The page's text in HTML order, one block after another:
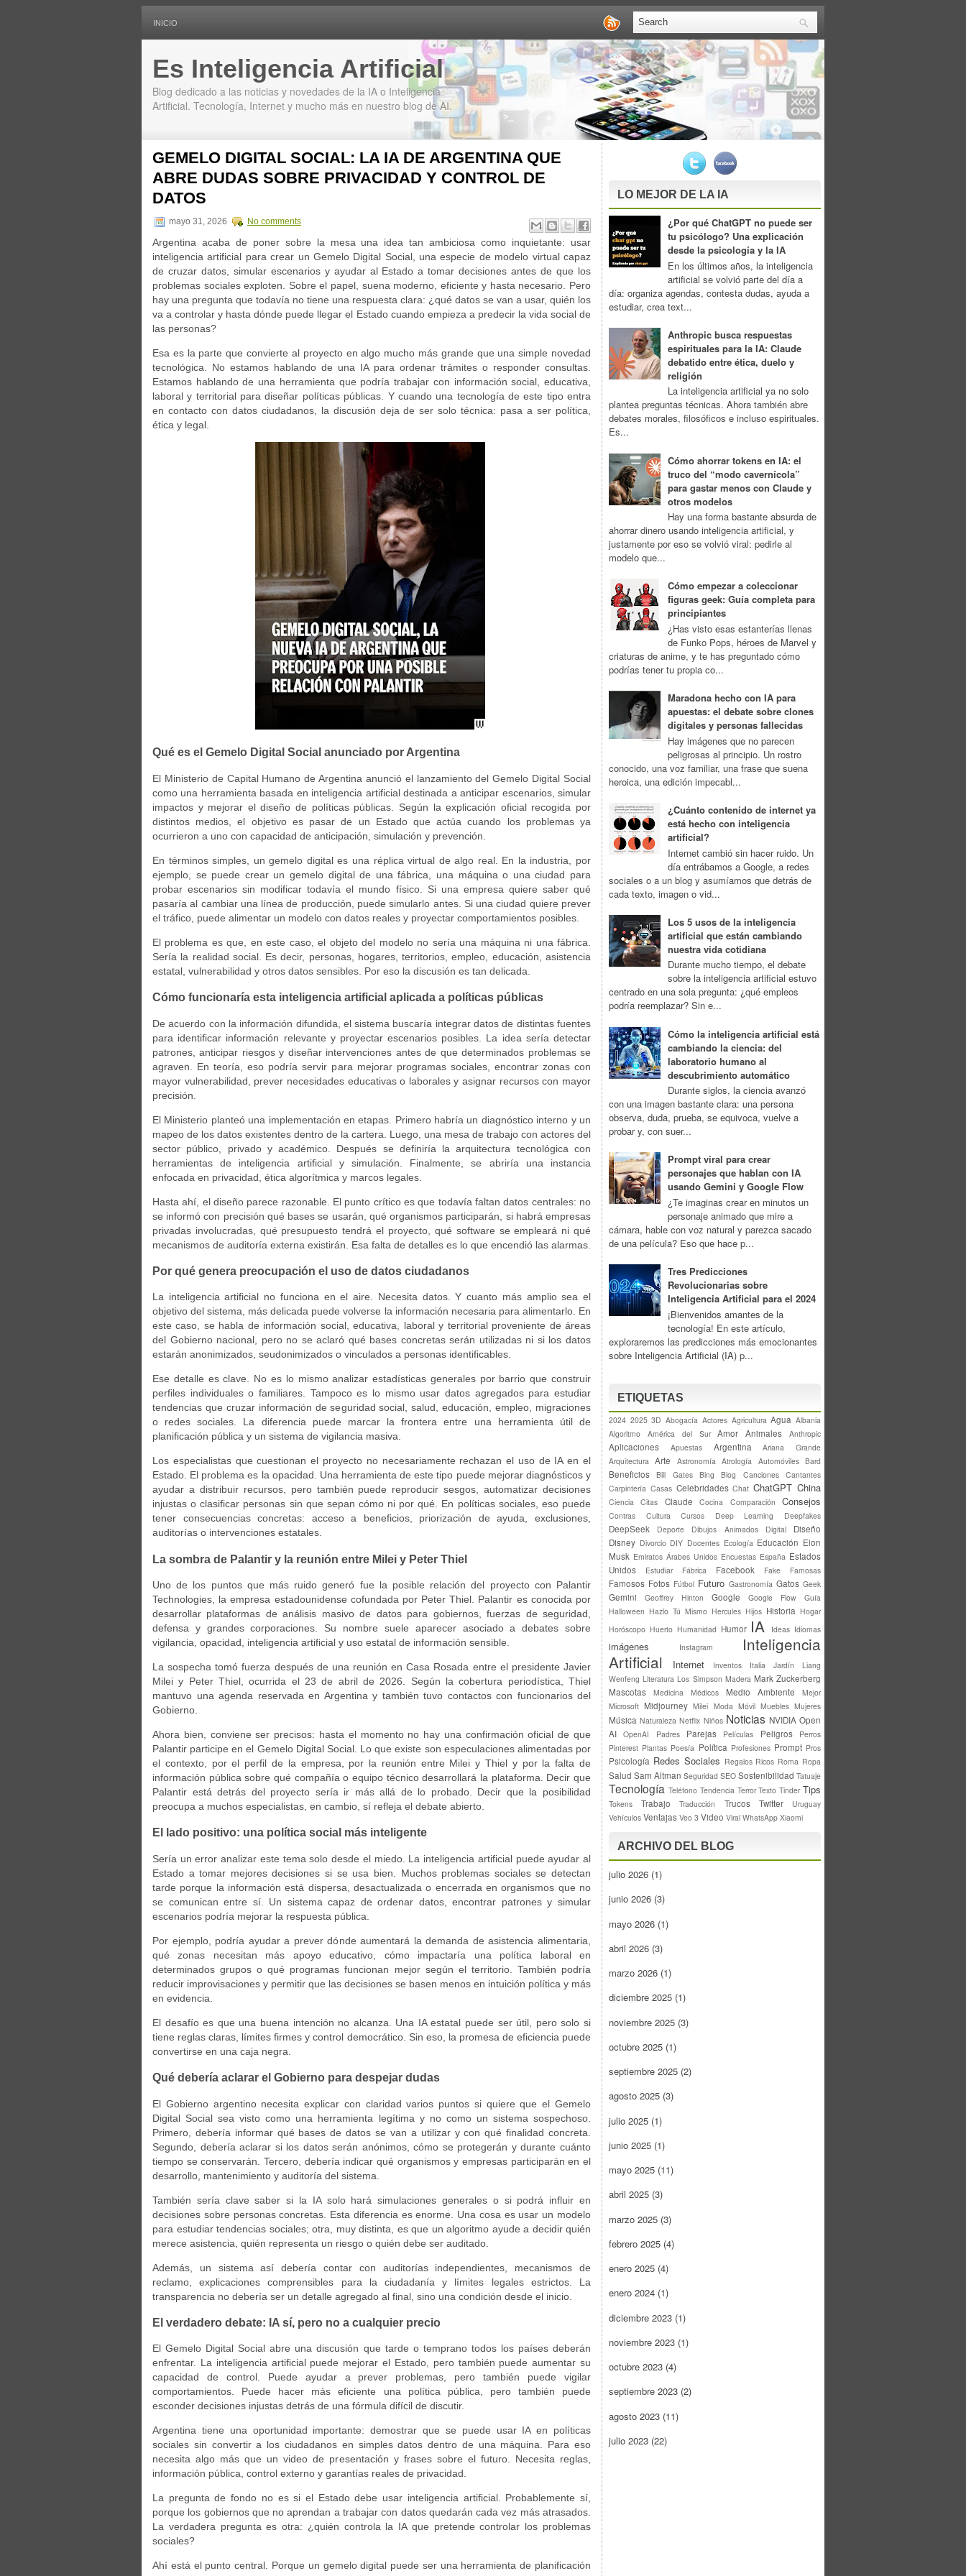
INICIO
Es Inteligencia Artificial
Blog dedicado a las noticias y novedades de la IA o Inteligencia
Artificial. Tecnología, Internet y mucho más en nuestro blog de AI.
GEMELO DIGITAL SOCIAL: LA IA DE ARGENTINA QUE
ABRE DUDAS SOBRE PRIVACIDAD Y CONTROL DE
DATOS
mayo 31, 2026 No comments
Argentina acaba de poner sobre la mesa una idea tan ambiciosa como inquietante: usar
inteligencia artificial para crear un Gemelo Digital Social, una especie de modelo virtual capaz
de cruzar datos, simular escenarios y ayudar al Estado a tomar decisiones antes de que los
problemas sociales exploten. Sobre el papel, suena moderno, eficiente y hasta necesario. Pero
hay una pregunta que todavía no tiene una respuesta clara: ¿qué datos se van a usar, quién los
va a controlar y hasta dónde puede llegar el Estado cuando empieza a predecir la vida social de
las personas?
Esa es la parte que convierte al proyecto en algo mucho más grande que una simple novedad
tecnológica. No estamos hablando de una IA para ordenar trámites o responder consultas.
Estamos hablando de una herramienta que podría trabajar con información social, educativa,
laboral y territorial para diseñar políticas públicas. Y cuando una tecnología de este tipo entra
en contacto con datos ciudadanos, la discusión deja de ser solo técnica: pasa a ser política,
ética y legal.
Qué es el Gemelo Digital Social anunciado por Argentina
El Ministerio de Capital Humano de Argentina anunció el lanzamiento del Gemelo Digital Social
como una herramienta basada en inteligencia artificial destinada a anticipar escenarios, simular
impactos y mejorar el diseño de políticas públicas. Según la explicación oficial recogida por
distintos medios, el objetivo es pasar de un Estado que actúa cuando los problemas ya
ocurrieron a uno con capacidad de anticipación, simulación y prevención.
En términos simples, un gemelo digital es una réplica virtual de algo real. En la industria, por
ejemplo, se puede crear un gemelo digital de una fábrica, una máquina o una ciudad para
probar escenarios sin modificar todavía el mundo físico. Si una empresa quiere saber qué
pasaría al cambiar una línea de producción, puede simularlo antes. Si una ciudad quiere prever
el tráfico, puede alimentar un modelo con datos reales y proyectar comportamientos posibles.
El problema es que, en este caso, el objeto del modelo no sería una máquina ni una fábrica.
Sería la realidad social. Es decir, personas, hogares, territorios, empleo, educación, asistencia
estatal, vulnerabilidad y otros datos sensibles. Por eso la discusión es tan delicada.
Cómo funcionaría esta inteligencia artificial aplicada a políticas públicas
De acuerdo con la información difundida, el sistema buscaría integrar datos de distintas fuentes
para identificar información relevante y proyectar escenarios posibles. La idea sería detectar
patrones, anticipar riesgos y diseñar intervenciones antes de que determinados problemas se
agraven. En teoría, eso podría servir para mejorar programas sociales, encontrar zonas con
mayor vulnerabilidad, prever necesidades educativas o laborales y asignar recursos con mayor
precisión.
El Ministerio planteó una implementación en etapas. Primero habría un diagnóstico interno y un
mapeo de los datos existentes dentro de la cartera. Luego, una mesa de trabajo con actores del
sector público, privado y académico. Después se definiría la arquitectura tecnológica con
herramientas de inteligencia artificial y simulación. Finalmente, se abriría una instancia
enfocada en privacidad, ética algorítmica y marcos legales.
Hasta ahí, el diseño parece razonable. El punto crítico es que todavía faltan datos centrales: no
se informó con precisión qué bases se usarán, qué organismos participarán, si habrá empresas
privadas involucradas, qué presupuesto tendrá el proyecto, qué software se empleará ni qué
mecanismos de auditoría externa existirán. Esa falta de detalles es lo que encendió las alarmas.
Por qué genera preocupación el uso de datos ciudadanos
La inteligencia artificial no funciona en el aire. Necesita datos. Y cuanto más amplio sea el
objetivo del sistema, más delicada puede volverse la información necesaria para alimentarlo. En
este caso, se habla de información social, educativa, laboral y territorial proveniente de áreas
del Gobierno nacional, pero no se aclaró qué bases concretas serán utilizadas ni si los datos
estarán anonimizados, seudonimizados o vinculados a personas identificables.
Ese detalle es clave. No es lo mismo analizar estadísticas generales por barrio que construir
perfiles individuales o familiares. Tampoco es lo mismo usar datos agregados para estudiar
tendencias que cruzar información de seguridad social, salud, educación, empleo, migraciones
o redes sociales. La diferencia puede marcar la frontera entre una herramienta útil de
planificación pública y un sistema de vigilancia masiva.
Los especialistas que cuestionan el proyecto no necesariamente rechazan el uso de IA en el
Estado. El problema es la opacidad. Una herramienta de este tipo puede mejorar diagnósticos y
ayudar a distribuir recursos, pero también puede reproducir sesgos, automatizar decisiones
injustas o clasificar personas sin que sepan cómo ni por qué. En políticas sociales, eso puede
tener consecuencias concretas: acceso a beneficios, priorización de ayuda, exclusiones,
auditorías o intervenciones estatales.
La sombra de Palantir y la reunión entre Milei y Peter Thiel
Uno de los puntos que más ruido generó fue la posible relación del proyecto con Palantir
Technologies, la empresa estadounidense cofundada por Peter Thiel. Palantir es conocida por
desarrollar plataformas de análisis masivo de datos para gobiernos, fuerzas de seguridad,
defensa y grandes corporaciones. Su nombre suele aparecer asociado a debates sobre
vigilancia, opacidad, inteligencia artificial y uso estatal de información sensible.
La sospecha tomó fuerza después de una reunión en Casa Rosada entre el presidente Javier
Milei y Peter Thiel, ocurrida el 23 de abril de 2026. Según la cobertura periodística, Thiel
mantuvo una agenda reservada en Argentina y también tuvo contactos con funcionarios del
Gobierno.
Ahora bien, conviene ser precisos: hasta el momento no hay una confirmación oficial de que
Palantir participe en el Gemelo Digital Social. Lo que existe son especulaciones alimentadas por
el contexto, por el perfil de la empresa, por la reunión entre Milei y Thiel y por la falta de
información pública sobre qué compañía o equipo técnico desarrollará la plataforma. Decir que
Palantir está detrás del proyecto sería ir más allá de lo probado. Decir que la posibilidad
preocupa a muchos especialistas, en cambio, sí refleja el debate abierto.
El lado positivo: una política social más inteligente
Sería un error analizar este tema solo desde el miedo. La inteligencia artificial puede ayudar al
Estado a tomar mejores decisiones si se usa bien. Muchos problemas sociales se detectan
tarde porque la información está dispersa, desactualizada o encerrada en organismos que no
se comunican entre sí. Un sistema capaz de ordenar datos, encontrar patrones y simular
escenarios podría mejorar la respuesta pública.
Por ejemplo, podría ayudar a prever dónde aumentará la demanda de asistencia alimentaria,
qué zonas necesitan más apoyo educativo, cómo impactaría una política laboral en
determinados grupos o qué programas funcionan mejor según el territorio. También podría
reducir improvisaciones y permitir que las decisiones se basen menos en intuición política y más
en evidencia.
El desafío es que una buena intención no alcanza. Una IA estatal puede ser útil, pero solo si
tiene reglas claras, límites firmes y control democrático. Sin eso, la promesa de eficiencia puede
convertirse en una caja negra.
Qué debería aclarar el Gobierno para despejar dudas
El Gobierno argentino necesita explicar con claridad varios puntos si quiere que el Gemelo
Digital Social sea visto como una herramienta legítima y no como un sistema sospechoso.
Primero, debería informar qué bases de datos se van a utilizar y con qué finalidad concreta.
Segundo, debería aclarar si los datos serán anónimos, cómo se protegerán y durante cuánto
tiempo se conservarán. Tercero, debería indicar qué organismos y empresas participarán en el
desarrollo, mantenimiento y auditoría del sistema.
También sería clave saber si la IA solo hará simulaciones generales o si podrá influir en
decisiones sobre personas concretas. Esta diferencia es enorme. Una cosa es usar un modelo
para estudiar tendencias sociales; otra, muy distinta, es que un algoritmo ayude a decidir quién
merece asistencia, quién representa un riesgo o quién debe ser auditado.
Además, un sistema así debería contar con auditorías independientes, mecanismos de
reclamo, explicaciones comprensibles para la ciudadanía y límites legales estrictos. La
transparencia no debería ser un detalle agregado al final, sino una condición desde el inicio.
El verdadero debate: IA sí, pero no a cualquier precio
El Gemelo Digital Social abre una discusión que tarde o temprano todos los países deberán
enfrentar. La inteligencia artificial puede mejorar el Estado, pero también puede aumentar su
capacidad de control. Puede ayudar a prever problemas, pero también puede vigilar
comportamientos. Puede hacer más eficiente una política pública, pero también puede
esconder decisiones injustas detrás de una fórmula difícil de discutir.
Argentina tiene una oportunidad importante: demostrar que se puede usar IA en políticas
sociales sin convertir a los ciudadanos en simples datos dentro de una máquina. Para eso
necesita algo más que un video de presentación y frases sobre el futuro. Necesita reglas,
información pública, control externo y garantías reales de privacidad.
La pregunta de fondo no es si el Estado debe usar inteligencia artificial. Probablemente sí,
porque los gobiernos que no aprendan a trabajar con datos quedarán cada vez más atrasados.
La verdadera pregunta es otra: ¿quién controla la IA que pretende controlar los problemas
sociales?
Ahí está el punto central. Porque un gemelo digital puede ser una herramienta de planificación
LO MEJOR DE LA IA
¿Por qué ChatGPT no puede ser
tu psicólogo? Una explicación
desde la psicología y la IA
En los últimos años, la inteligencia
artificial se volvió parte del día a
día: organiza agendas, contesta dudas, ayuda a
estudiar, crea text...
Anthropic busca respuestas
espirituales para la IA: Claude
debatido entre ética, duelo y
religión
La inteligencia artificial ya no solo
plantea preguntas técnicas. Ahora también abre
debates morales, filosóficos e incluso espirituales.
Es...
Cómo ahorrar tokens en IA: el
truco del “modo cavernícola”
para gastar menos con Claude y
otros modelos
Hay una forma bastante absurda de
ahorrar dinero usando inteligencia artificial, y
justamente por eso se volvió viral: pedirle al
modelo que...
Cómo empezar a coleccionar
figuras geek: Guía completa para
principiantes
¿Has visto esas estanterías llenas
de Funko Pops, héroes de Marvel y
criaturas de anime, y te has preguntado cómo
podrías tener tu propia co...
Maradona hecho con IA para
apuestas: el debate sobre clones
digitales y personas fallecidas
Hay imágenes que no parecen
peligrosas al principio. Un rostro
conocido, una voz familiar, una frase que suena
heroica, una edición impecabl...
¿Cuánto contenido de internet ya
está hecho con inteligencia
artificial?
Internet cambió sin hacer ruido. Un
día entrábamos a Google, a redes
sociales o a un blog y asumíamos que detrás de
cada texto, imagen o vid...
Los 5 usos de la inteligencia
artificial que están cambiando
nuestra vida cotidiana
Durante mucho tiempo, el debate
sobre la inteligencia artificial estuvo
centrado en una sola pregunta: ¿qué empleos
podría reemplazar? Sin e...
Cómo la inteligencia artificial está
cambiando la ciencia: del
laboratorio humano al
descubrimiento automático
Durante siglos, la ciencia avanzó
con una imagen bastante clara: una persona
observa, duda, prueba, se equivoca, vuelve a
probar y, con suer...
Prompt viral para crear
personajes que hablan con IA
usando Gemini y Google Flow
¿Te imaginas crear en minutos un
personaje animado que mire a
cámara, hable con voz natural y parezca sacado
de una película? Eso que hace p...
Tres Predicciones
Revolucionarias sobre
Inteligencia Artificial para el 2024
¡Bienvenidos amantes de la
tecnología! En este artículo,
exploraremos las predicciones más emocionantes
sobre Inteligencia Artificial (IA) p...
ETIQUETAS
2024 2025 3D Abogacía Actores Agricultura Agua Albania
Algoritmo
América del Sur Amor Animales Anthropic
Aplicaciones Apuestas Argentina
Ariana Grande
Arquitectura Arte Astronomía Atrología Automóviles Bard
Beneficios Bill Gates Bing Blog Canciones
Cantantes
Carpintería Casas Celebridades Chat ChatGPT China
Ciencia Citas Claude Cocina Comparación Consejos
Contras Cultura Cursos Deep Learning Deepfakes
DeepSeek Deporte Dibujos Animados Digital
Diseño
Disney Divorcio DIY Docentes Ecología Educación Elon
Musk Emiratos Árabes Unidos Encuestas España Estados
Unidos
Estudiar Fábrica Facebook Fake Famosas
Famosos Fotos Fútbol Futuro Gastronomía Gatos Geek
Gemini Geoffrey Hinton Google Google Flow
Guía
Halloween Hazlo Tú Mismo Hercules Hijos Historia Hogar
Horóscopo Huerto Humanidad Humor IA Ideas Idiomas
imágenes Instagram
Inteligencia
Artificial
Internet Inventos Italia Jardín
Liang
Wenfeng Literatura Los Simpson Madera Mark Zuckerberg
Mascotas
Medicina Médicos Medio Ambiente
Mejor
Microsoft Midjourney Milei Moda Móvil Muebles Mujeres
Música Naturaleza Netflix Niños Noticias NVIDIA Open
AI
OpenAI Padres Parejas Películas Peligros
Perros
Pinterest Plantas Poesía Política Profesiones Prompt Pros
Psicología Redes Sociales Regalos Ricos Roma Ropa
Salud Sam Altman Seguridad SEO Sostenibilidad Tatuaje
Tecnología Teléfono Tendencia Terror Texto Tinder Tips
Tokens Trabajo Traducción Trucos Twitter
Uruguay
Vehículos Ventajas Veo 3 Video Viral WhatsApp Xiaomi
ARCHIVO DEL BLOG
julio 2026 (1)
junio 2026 (3)
mayo 2026 (1)
abril 2026 (3)
marzo 2026 (1)
diciembre 2025 (1)
noviembre 2025 (3)
octubre 2025 (1)
septiembre 2025 (2)
agosto 2025 (3)
julio 2025 (1)
junio 2025 (1)
mayo 2025 (11)
abril 2025 (3)
marzo 2025 (3)
febrero 2025 (4)
enero 2025 (4)
enero 2024 (1)
diciembre 2023 (1)
noviembre 2023 (1)
octubre 2023 (4)
septiembre 2023 (2)
agosto 2023 (11)
julio 2023 (22)